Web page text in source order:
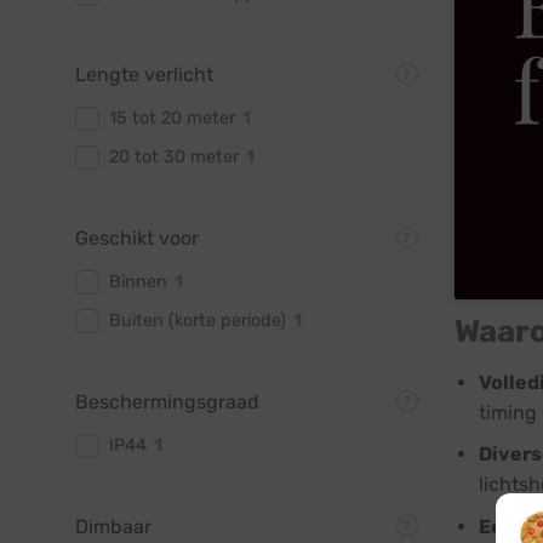
Lengte verlicht
15 tot 20 meter
20 tot 30 meter
Geschikt voor
Binnen
Buiten (korte periode)
Beschermingsgraad
IP44
Dimbaar
timing